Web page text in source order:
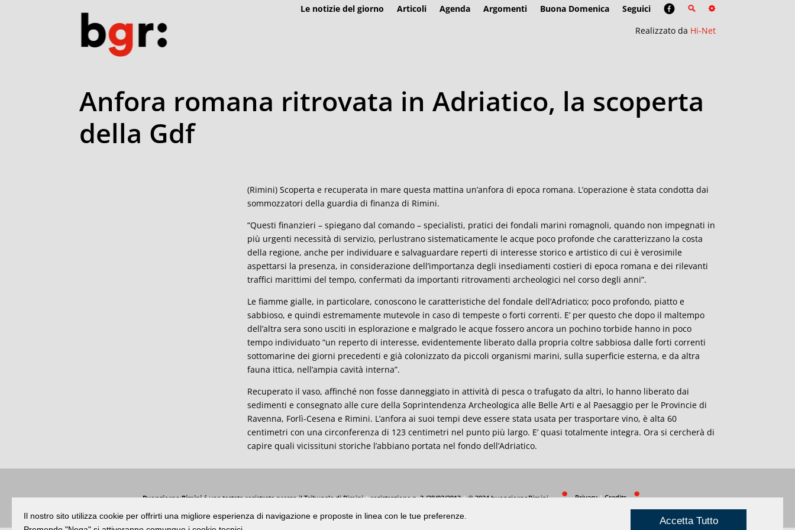
Le notizie del giorno Articoli Agenda Argomenti Buona Domenica
Seguici
Realizzato da Hi-Net
Anfora romana ritrovata in Adriatico, la scoperta
della Gdf
(Rimini) Scoperta e recuperata in mare questa mattina un’anfora di epoca romana. L’operazione è stata condotta dai
sommozzatori della guardia di finanza di Rimini.
“Questi finanzieri – spiegano dal comando – specialisti, pratici dei fondali marini romagnoli, quando non impegnati in
più urgenti necessità di servizio, perlustrano sistematicamente le acque poco profonde che caratterizzano la costa
della regione, anche per individuare e salvaguardare reperti di interesse storico e artistico di cui è verosimile
aspettarsi la presenza, in considerazione dell’importanza degli insediamenti costieri di epoca romana e dei rilevanti
traffici marittimi del tempo, confermati da importanti ritrovamenti archeologici nel corso degli anni”.
Le fiamme gialle, in particolare, conoscono le caratteristiche del fondale dell’Adriatico; poco profondo, piatto e
sabbioso, e quindi estremamente mutevole in caso di tempeste o forti correnti. E’ per questo che dopo il maltempo
dell’altra sera sono usciti in esplorazione e malgrado le acque fossero ancora un pochino torbide hanno in poco
tempo individuato “un reperto di interesse, evidentemente liberato dalla propria coltre sabbiosa dalle forti correnti
sottomarine dei giorni precedenti e già colonizzato da piccoli organismi marini, sulla superficie esterna, e da altra
fauna ittica, nell’ampia cavità interna”.
Recuperato il vaso, affinché non fosse danneggiato in attività di pesca o trafugato da altri, lo hanno liberato dai
sedimenti e consegnato alle cure della Soprintendenza Archeologica alle Belle Arti e al Paesaggio per le Provincie di
Ravenna, Forlì-Cesena e Rimini. L’anfora ai suoi tempi deve essere stata usata per trasportare vino, è alta 60
centimetri con una circonferenza di 123 centimetri nel punto più largo. E’ quasi totalmente integra. Ora si cercherà di
capire quali vicissituni storiche l’abbiano portata nel fondo dell’Adriatico.
Buongiorno:Riminié una testata registrata presso il Tribunale di Rimini|registrazione n. 2 /28/02/2012|© 2024 buongiornoRimini Privacy | Credits
Il nostro sito utilizza cookie per offrirti una migliore esperienza di navigazione e proposte in linea con le tue preferenze.
Accetta Tutto